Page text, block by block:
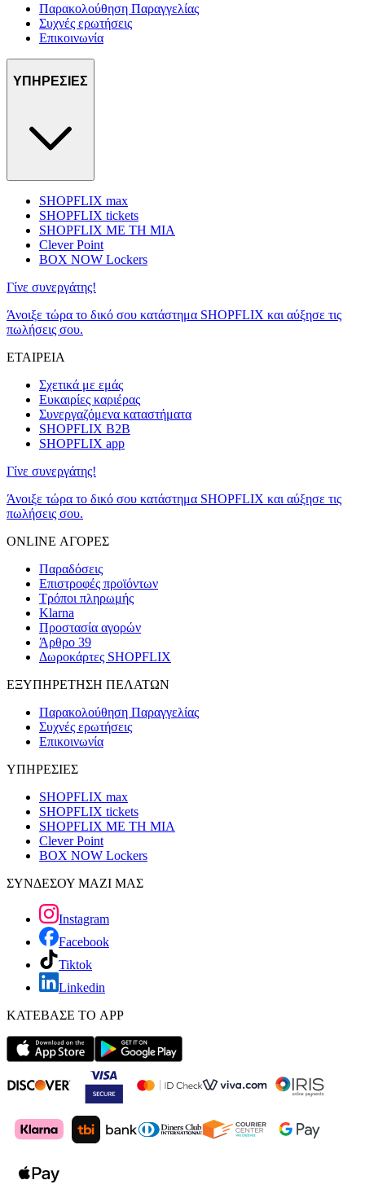
Παρακολούθηση Παραγγελίας
Συχνές ερωτήσεις
Επικοινωνία
ΥΠΗΡΕΣΙΕΣ
SHOPFLIX max
SHOPFLIX tickets
SHOPFLIX ΜΕ ΤΗ ΜΙΑ
Clever Point
BOX NOW Lockers
Γίνε συνεργάτης!
Άνοιξε τώρα το δικό σου κατάστημα SHOPFLIX και αύξησε τις
πωλήσεις σου.
ΕΤΑΙΡΕΙΑ
Σχετικά με εμάς
Ευκαιρίες καριέρας
Συνεργαζόμενα καταστήματα
SHOPFLIX B2B
SHOPFLIX app
Γίνε συνεργάτης!
Άνοιξε τώρα το δικό σου κατάστημα SHOPFLIX και αύξησε τις
πωλήσεις σου.
ONLINE ΑΓΟΡΕΣ
Παραδόσεις
Επιστροφές προϊόντων
Τρόποι πληρωμής
Klarna
Προστασία αγορών
Άρθρο 39
Δωροκάρτες SHOPFLIX
ΕΞΥΠΗΡΕΤΗΣΗ ΠΕΛΑΤΩΝ
Παρακολούθηση Παραγγελίας
Συχνές ερωτήσεις
Επικοινωνία
ΥΠΗΡΕΣΙΕΣ
SHOPFLIX max
SHOPFLIX tickets
SHOPFLIX ΜΕ ΤΗ ΜΙΑ
Clever Point
BOX NOW Lockers
ΣΥΝΔΕΣΟΥ ΜΑΖΙ ΜΑΣ
Instagram
Facebook
Tiktok
Linkedin
ΚΑΤΕΒΑΣΕ ΤΟ APP